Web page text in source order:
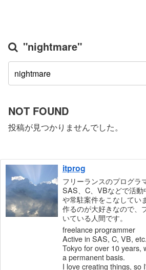
"nightmare"
NOT FOUND
投稿が見つかりませんでした。
itprog
フリーランスのプログラ
SAS、C、VBなどで活
や常駐案件をこなしてい
作るのが大好きなので、
いている人間です。
freelance programmer
Active in SAS, C, VB,
Tokyo for over 10 years,
a permanent basis.
I love creating things, so